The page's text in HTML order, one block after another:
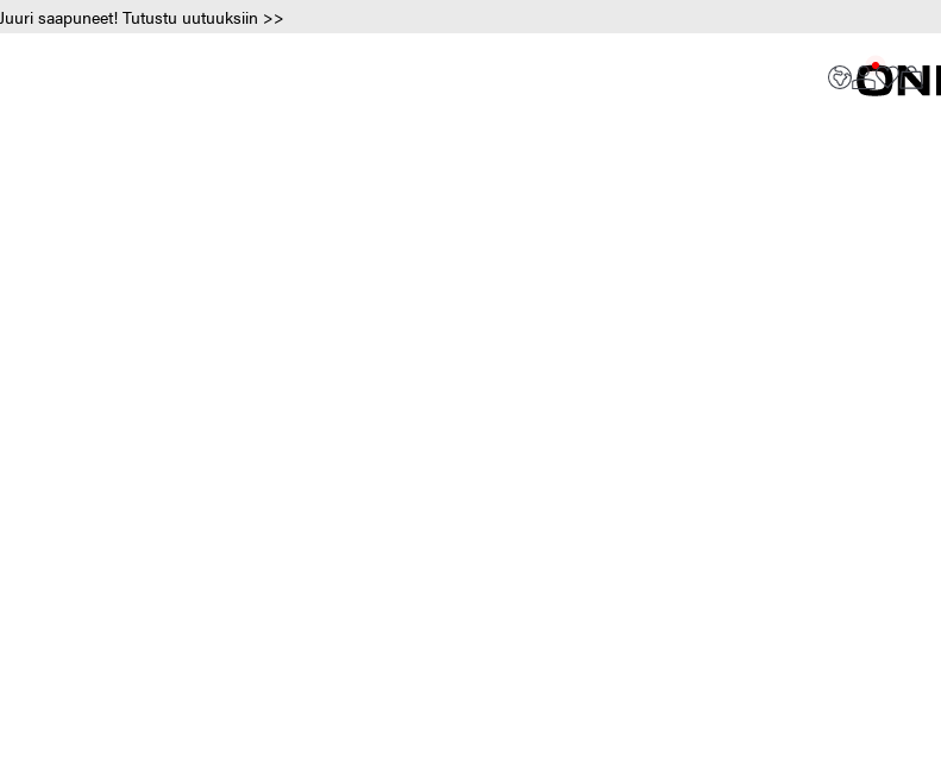
Juuri saapuneet! Tutustu uutuuksiin >>